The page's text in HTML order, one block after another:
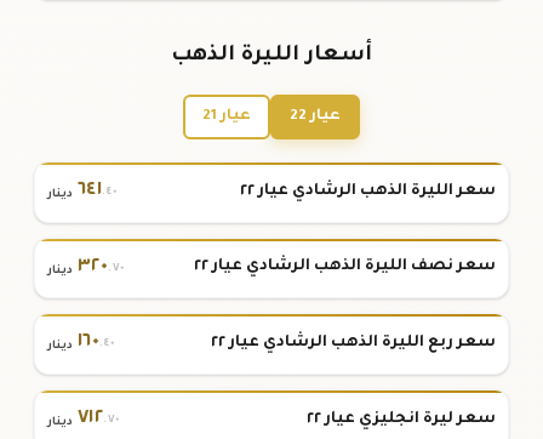
أسعار الليرة الذهب
عيار 22 عيار 21
سعر الليرة الذهب الرشادي عيار ٢٢ ٦٤١.٤٠ دينار
سعر نصف الليرة الذهب الرشادي عيار ٢٢ ٣٢٠.٧٠ دينار
سعر ربع الليرة الذهب الرشادي عيار ٢٢ ١٦٠.٤٠ دينار
سعر ليرة انجليزي عيار ٢٢ ٧١٢.٧٠ دينار